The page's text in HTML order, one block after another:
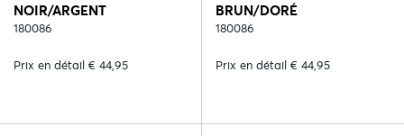
NOIR/ARGENT
180086
Prix en détail € 44,95
BRUN/DORÉ
180086
Prix en détail € 44,95